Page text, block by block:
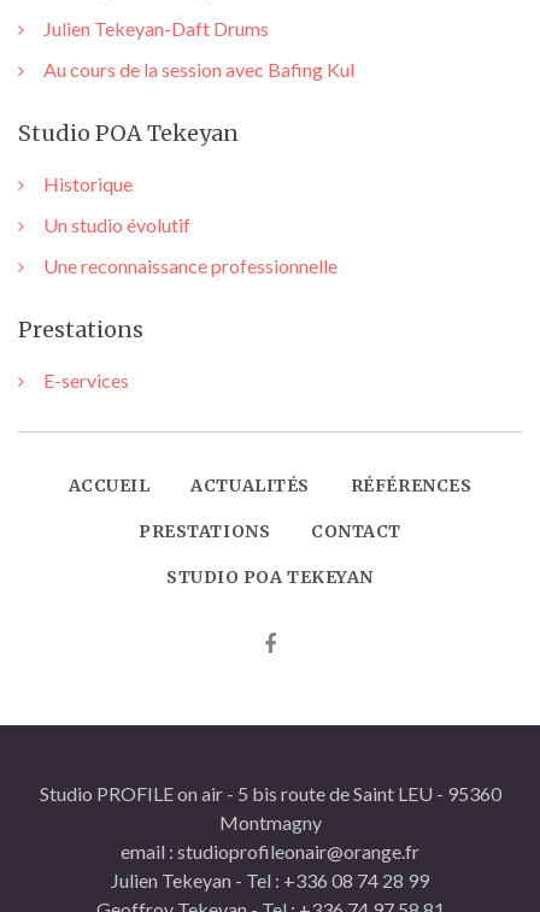
Julien Tekeyan-Daft Drums
Au cours de la session avec Bafing Kul
Studio POA Tekeyan
Historique
Un studio évolutif
Une reconnaissance professionnelle
Prestations
E-services
ACCUEIL ACTUALITÉS RÉFÉRENCES
PRESTATIONS CONTACT
STUDIO POA TEKEYAN
Studio PROFILE on air - 5 bis route de Saint LEU - 95360
Montmagny
email : studioprofileonair@orange.fr
Julien Tekeyan - Tel : +336 08 74 28 99